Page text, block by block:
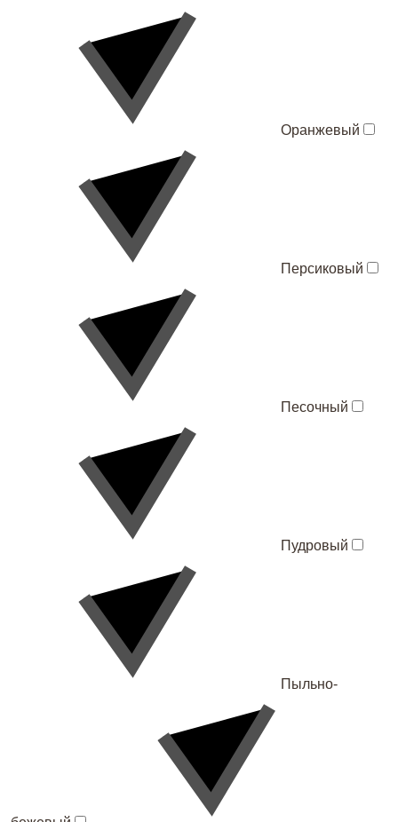
Оранжевый
Персиковый
Песочный
Пудровый
Пыльно-